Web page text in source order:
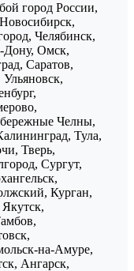
город России,
Челябинск,
Дону, Омск,
Саратов,
Челны,
Тула,
Тверь,
Сургут,
Курган,
на-Амуре,
Ангарск,